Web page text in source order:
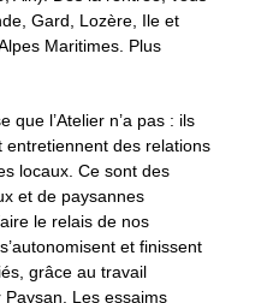
Gard, Lozère, Ile et
Maritimes. Plus
que l’Atelier n’a pas : ils
entretiennent des relations
locaux. Ce sont des
et de paysannes
le relais de nos
et finissent
grâce au travail
Paysan. Les essaims